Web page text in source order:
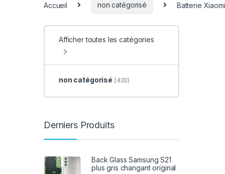
Accueil non catégorisé Batterie
Afficher toutes les catégories
non catégorisé (433)
Derniers Produits
Back Glass Samsung S21
plus gris changant original